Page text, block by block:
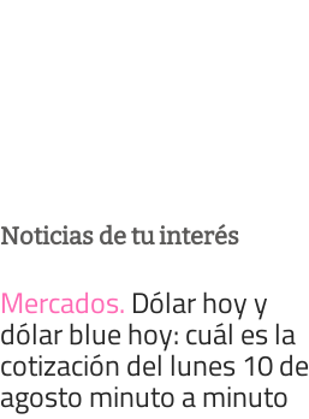
Noticias de tu interés
Mercados. Dólar hoy y
dólar blue hoy: cuál es la
cotización del lunes 10 de
agosto minuto a minuto